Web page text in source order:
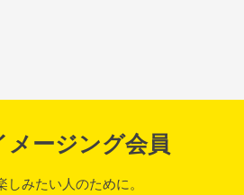
メージング会員
みたい人のために。